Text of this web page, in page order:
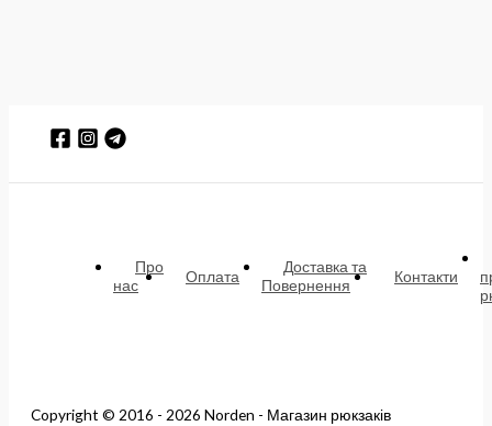
Про
нас
Оплата
Доставка та
Повернення
Контакти
Copyright © 2016 - 2026 Norden - Магазин рюкзаків